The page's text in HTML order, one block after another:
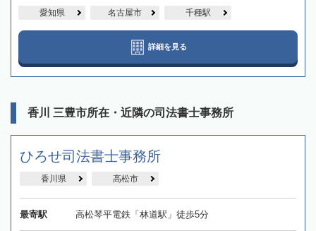
愛知県 名古屋市 千種駅
詳細を見る
香川 三豊市所在・近隣の司法書士事務所
ひろせ司法書士事務所
香川県 高松市
最寄駅 高松琴平電鉄「林道駅」徒歩5分